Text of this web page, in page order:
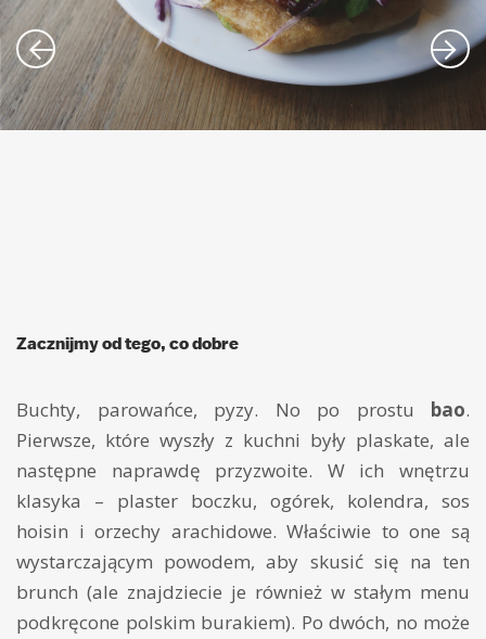
Zacznijmy od tego, co dobre
Buchty, parowańce, pyzy. No po prostu bao.
Pierwsze, które wyszły z kuchni były plaskate, ale
następne naprawdę przyzwoite. W ich wnętrzu
klasyka – plaster boczku, ogórek, kolendra, sos
hoisin i orzechy arachidowe. Właściwie to one są
wystarczającym powodem, aby skusić się na ten
brunch (ale znajdziecie je również w stałym menu
podkręcone polskim burakiem). Po dwóch, no może